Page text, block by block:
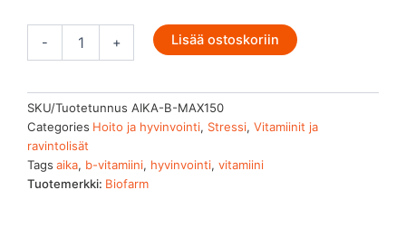
-
Max
150
tabl
+ Lisää ostoskoriin
SKU/Tuotetunnus AIKA-B-MAX150
Categories Hoito ja hyvinvointi, Stressi, Vitamiinit ja
ravintolisät
Tags aika, b-vitamiini, hyvinvointi, vitamiini
Tuotemerkki: Biofarm